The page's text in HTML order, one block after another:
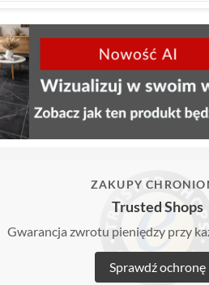
ZAKUPY
Trusted Shops
Gwarancja zwrotu pieniędzy przy
Sprawdź ochronę